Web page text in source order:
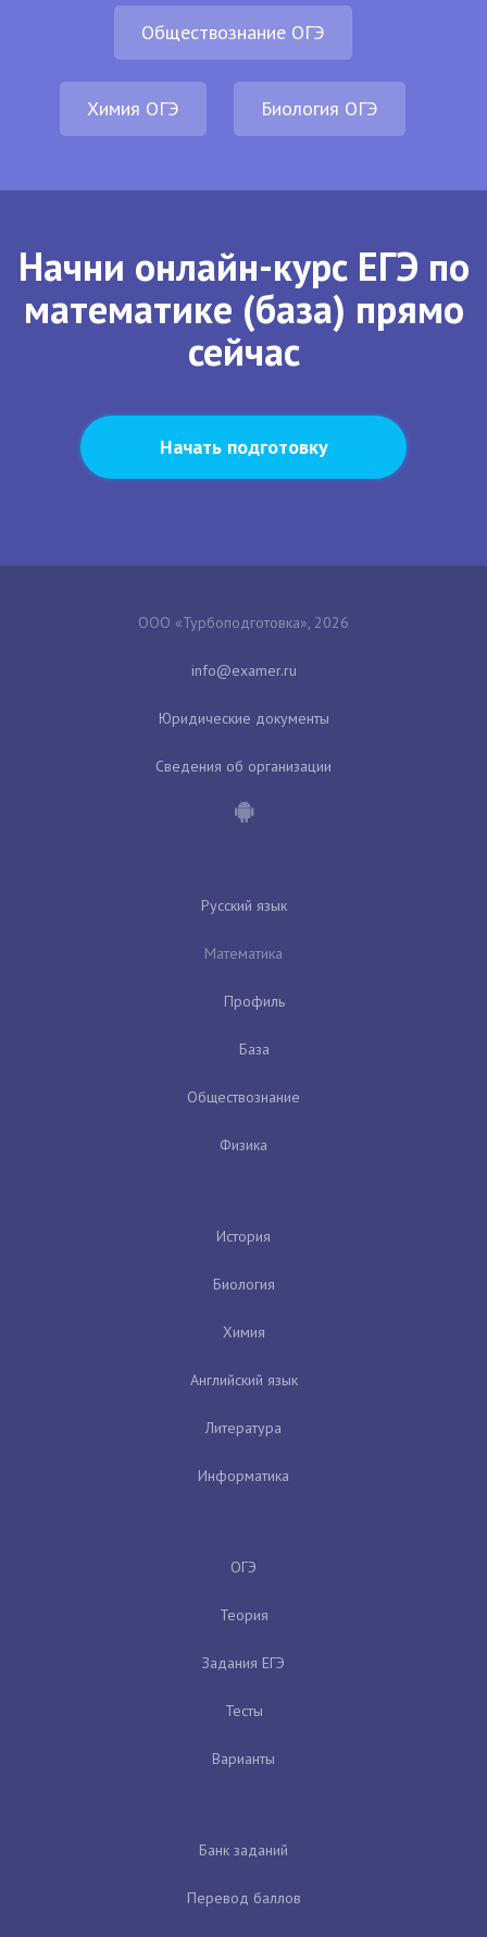
Обществознание ОГЭ
Химия ОГЭ Биология ОГЭ
Начни онлайн-курс ЕГЭ по
математике (база) прямо
сейчас
Начать подготовку
ООО «Турбоподготовка», 2026
Юридические документы
Сведения об организации
Русский язык
Математика
Профиль
База
Обществознание
Физика
История
Биология
Химия
Английский язык
Литература
Информатика
ОГЭ
Теория
Задания ЕГЭ
Тесты
Варианты
Банк заданий
Перевод баллов